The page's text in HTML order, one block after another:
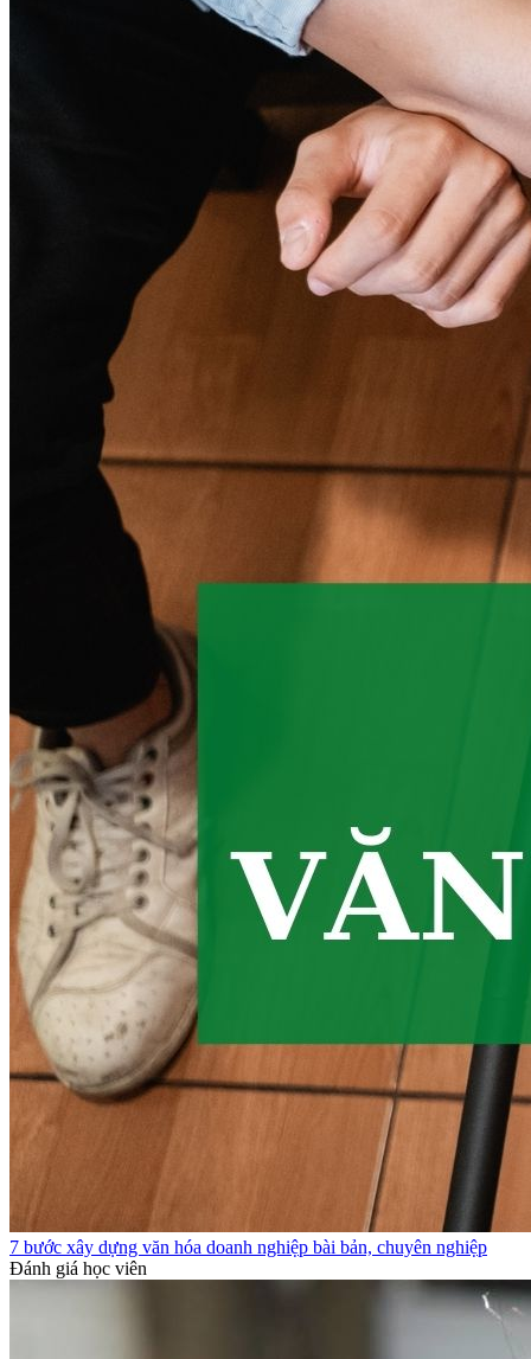
7 bước xây dựng văn hóa doanh nghiệp bài bản, chuyên nghiệp
Đánh giá học viên